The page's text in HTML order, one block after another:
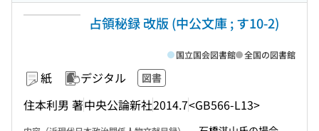
占領秘録 改版 (中公文庫 ; す10-2)
紙 デジタル 図書
住本利男 著中央公論新社2014.7<GB566-L13>
国立国会図書館 全国の図書館